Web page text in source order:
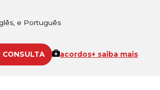
e Português
CONSULTA acordos+ saiba mais